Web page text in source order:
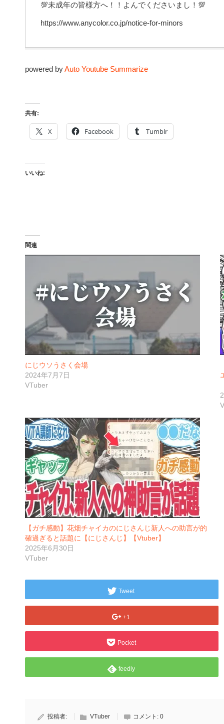
💯未成年の皆様方へ！！よんでくださいまし！💯
https://www.anycolor.co.jp/notice-for-minors
powered byAuto Youtube Summarize
共有:
X Facebook Tumblr
いいね:
関連
にじウソうさく会場
2024年7月7日
VTuber
【ガチ感動】花畑チャイカのにじさんじ新人への助言が的
確過ぎると話題に【にじさんじ】【Vtuber】
2025年6月30日
VTuber
Tweet
+1
Pocket
feedly
投稿者: VTuber コメント: 0